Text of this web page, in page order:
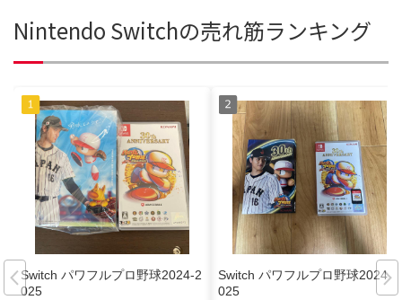
Nintendo Switchの売れ筋ランキング
Switch パワフルプロ野球2024-2
025
Switch パワフルプロ野球2024-2
025